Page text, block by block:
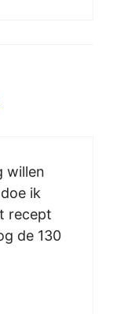
willen
ik
recept
de 130